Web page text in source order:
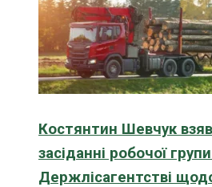
Костянтин Шевчук
засіданні робочої
Держлісагентстві